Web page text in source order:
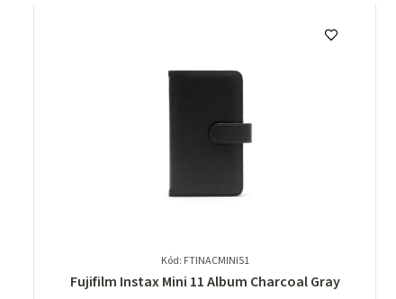
Kód: FTINACMINI51
Průměrné
Fujifilm Instax Mini 11 Album Charcoal Gray